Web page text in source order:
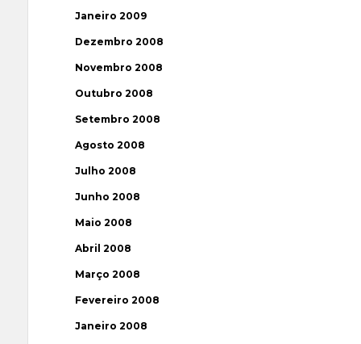
Janeiro 2009
Dezembro 2008
Novembro 2008
Outubro 2008
Setembro 2008
Agosto 2008
Julho 2008
Junho 2008
Maio 2008
Abril 2008
Março 2008
Fevereiro 2008
Janeiro 2008